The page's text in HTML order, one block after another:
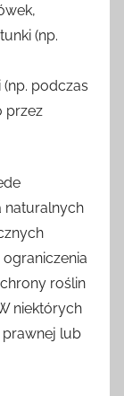
(np.
podczas
przez
naturalnych
roślin
niektórych
lub